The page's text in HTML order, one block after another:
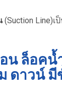
(Suction Line)เ
น ล็อคน้
ดาวน์